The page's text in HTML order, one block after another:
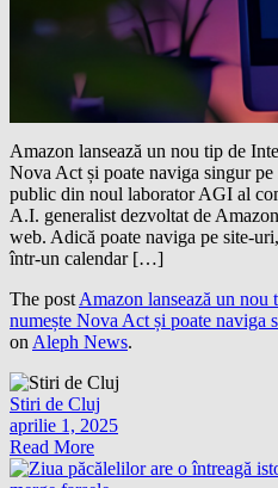
Amazon lansează un nou tip de
Nova Act și poate naviga singur
public din noul laborator AGI al
A.I. generalist dezvoltat de
web. Adică poate naviga pe site-
într-un calendar […]
The post Amazon lansează un
numește Nova Act și poate naviga
on Aleph News.
Stiri de Cluj
aprilie 1, 2025
Read More